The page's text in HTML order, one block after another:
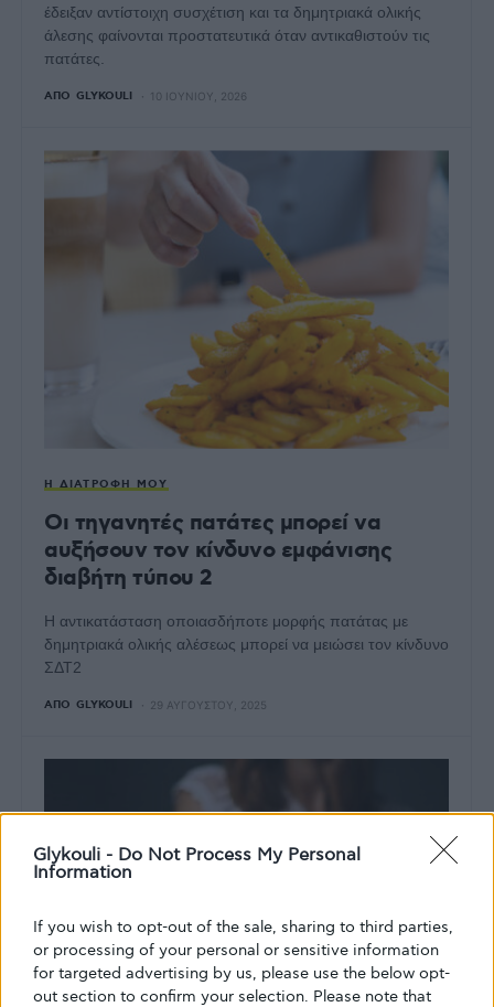
Glykouli - Do Not Process My Personal
Information
If you wish to opt-out of the sale, sharing to third parties,
or processing of your personal or sensitive information
for targeted advertising by us, please use the below opt-
out section to confirm your selection. Please note that
έδειξαν αντίστοιχη συσχέτιση και τα δημητριακά ολικής
άλεσης φαίνονται προστατευτικά όταν αντικαθιστούν τις
πατάτες.
ΑΠΌ GLYKOULI 10 ΙΟΥΝΊΟΥ, 2026
Η ΔΙΑΤΡΟΦΉ ΜΟΥ
Οι τηγανητές πατάτες μπορεί να
αυξήσουν τον κίνδυνο εμφάνισης
διαβήτη τύπου 2
Η αντικατάσταση οποιασδήποτε μορφής πατάτας με
δημητριακά ολικής αλέσεως μπορεί να μειώσει τον κίνδυνο
ΣΔΤ2
ΑΠΌ GLYKOULI 29 ΑΥΓΟΎΣΤΟΥ, 2025